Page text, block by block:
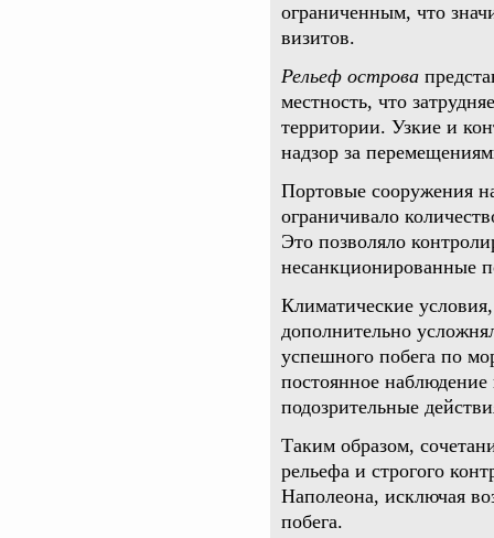
ограниченным, что
визитов.
Рельеф острова
местность, что
территории. Узкие и
надзор за
Портовые сооружения
ограничивало
Это позволяло
несанкционированные
Климатические
дополнительно
успешного побега по
постоянное
подозрительные
Таким образом,
рельефа и строгого
Наполеона, исключая
побега.